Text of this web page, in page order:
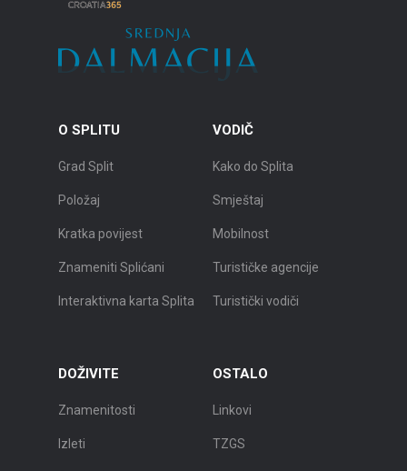
O SPLITU
Grad Split
Položaj
Kratka povijest
Znameniti Splićani
Interaktivna karta Splita
VODIČ
Kako do Splita
Smještaj
Mobilnost
Turističke agencije
Turistički vodiči
DOŽIVITE
Znamenitosti
Izleti
OSTALO
Linkovi
TZGS